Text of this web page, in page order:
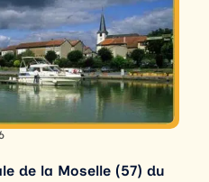
de la Moselle (57) du